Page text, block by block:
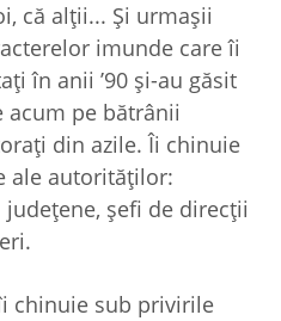
că alţii... Şi urmaşii
imunde care îi
în anii ’90 şi-au găsit
pe bătrânii
din azile. Îi chinuie
ale autorităţilor:
şefi de direcţii
chinuie sub privirile